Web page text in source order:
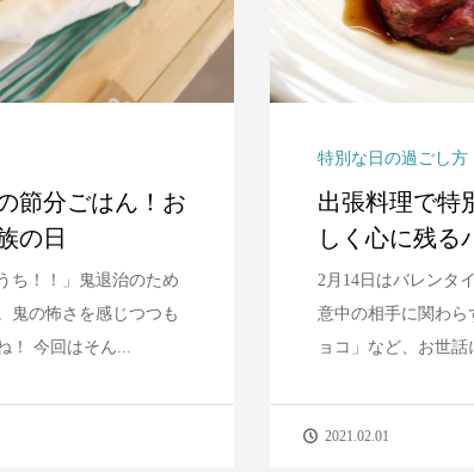
節分ごはん！お
の日
ち！！」鬼退治のため
鬼の怖さを感じつつも
！ 今回はそん...
特別な日の過ごし方
出張料理で特
しく心に残る
2月14日はバレンタ
意中の相手に関わら
ョコ」など、お世
2021.02.01